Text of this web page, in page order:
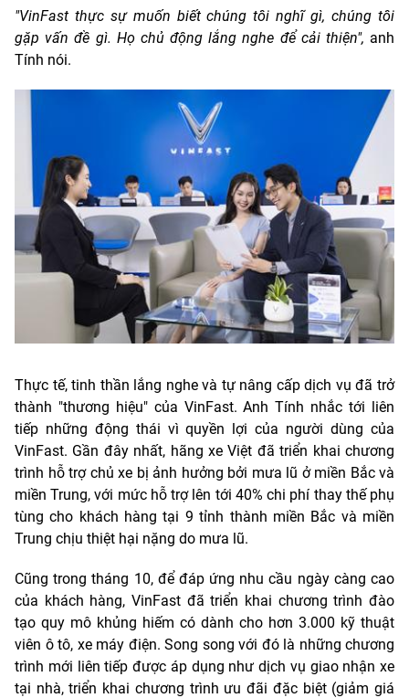
"VinFast thực sự muốn biết chúng tôi nghĩ gì, chúng tôi
gặp vấn đề gì. Họ chủ động lắng nghe để cải thiện", anh
Tính nói.
Thực tế, tinh thần lắng nghe và tự nâng cấp dịch vụ đã trở
thành "thương hiệu" của VinFast. Anh Tính nhắc tới liên
tiếp những động thái vì quyền lợi của người dùng của
VinFast. Gần đây nhất, hãng xe Việt đã triển khai chương
trình hỗ trợ chủ xe bị ảnh hưởng bởi mưa lũ ở miền Bắc và
miền Trung, với mức hỗ trợ lên tới 40% chi phí thay thế phụ
tùng cho khách hàng tại 9 tỉnh thành miền Bắc và miền
Trung chịu thiệt hại nặng do mưa lũ.
Cũng trong tháng 10, để đáp ứng nhu cầu ngày càng cao
của khách hàng, VinFast đã triển khai chương trình đào
tạo quy mô khủng hiếm có dành cho hơn 3.000 kỹ thuật
viên ô tô, xe máy điện. Song song với đó là những chương
trình mới liên tiếp được áp dụng như dịch vụ giao nhận xe
tại nhà, triển khai chương trình ưu đãi đặc biệt (giảm giá